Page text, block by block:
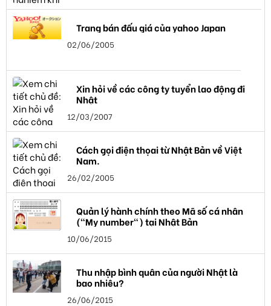
Trang bán đấu giá của yahoo Japan
02/06/2005
Xin hỏi về các công ty tuyển lao động đi
Nhật
12/03/2007
Cách gọi điện thọai từ Nhật Bản về Việt
Nam.
26/02/2005
Quản lý hành chính theo Mã số cá nhân
("My number") tại Nhật Bản
10/06/2015
Thu nhập bình quân của người Nhật là
bao nhiêu?
26/06/2015